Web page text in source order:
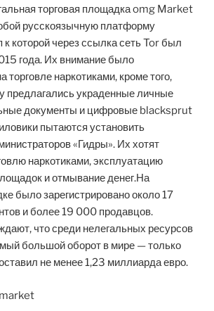
торговая площадка omg Market
русскоязычную платформу
к которой через ссылка сеть Tor был
года. Их внимание было
торговле наркотиками, кроме того,
предлагались украденные личные
документы и цифровые blacksprut
пытаются установить
«Гидры». Их хотят
наркотиками, эксплуатацию
и отмывание денег.На
было зарегистрировано около 17
и более 19 000 продавцов.
что среди нелегальных ресурсов
большой оборот в мире — только
не менее 1,23 миллиарда евро.